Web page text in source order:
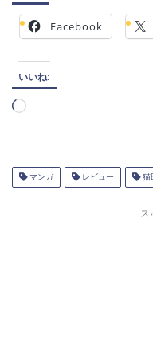
Facebook
いいね:
読
中…
マンガ レビュー 猫
ス